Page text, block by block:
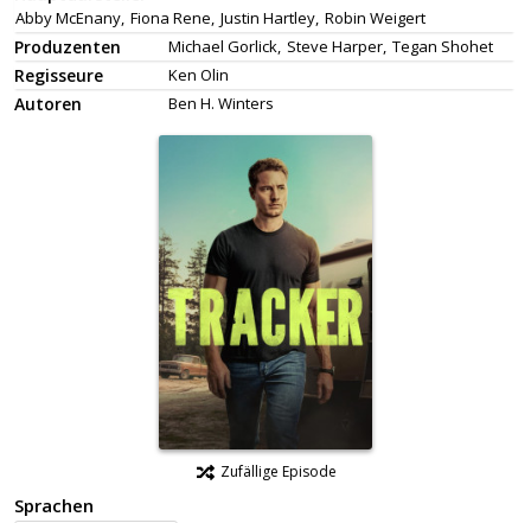
Abby McEnany, Fiona Rene, Justin Hartley, Robin Weigert
Produzenten Michael Gorlick, Steve Harper, Tegan Shohet
Regisseure Ken Olin
Autoren Ben H. Winters
Zufällige Episode
Sprachen